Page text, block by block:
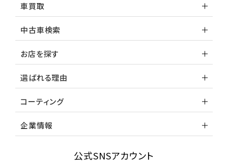
車買取
中古車検索
お店を探す
選ばれる理由
コーティング
企業情報
公式SNSアカウント